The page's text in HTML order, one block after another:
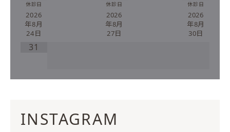
休診日
2026
年8月
24日
休診日
2026
年8月
27日
休診日
2026
年8月
30日
31
INSTAGRAM